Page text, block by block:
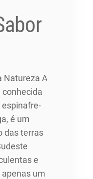
Natureza A
conhecida
é um
das terras
e
um